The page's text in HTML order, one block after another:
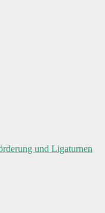
und Ligaturnen